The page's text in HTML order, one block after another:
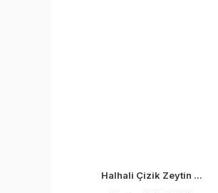
Halhali Çizik Zeytin ...